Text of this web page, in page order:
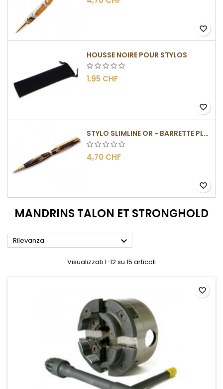
favorite_border
HOUSSE NOIRE POUR STYLOS
1,95 CHF
favorite_border
STYLO SLIMLINE OR - BARRETTE PLATE
4,70 CHF
favorite_border
MANDRINS TALON ET STRONGHOLD
Rilevanza 
Visualizzati 1-12 su 15 articoli
favorite_border